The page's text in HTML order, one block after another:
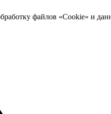
файлов «Cookie» и